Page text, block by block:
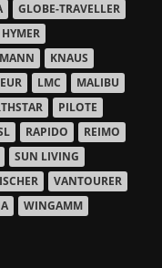
GLOBE-TRAVELLER
HYMER
KNAUS
LMC
MALIBU
PILOTE
RAPIDO
REIMO
SUN LIVING
VANTOURER
WINGAMM